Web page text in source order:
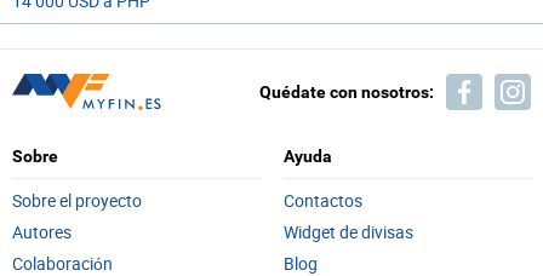
Quédate con nosotros:
Sobre
Sobre el proyecto
Autores
Colaboración
Ayuda
Contactos
Widget de divisas
Blog